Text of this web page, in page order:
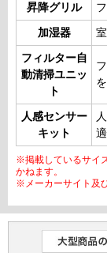
昇降グリル
加湿器
フィルター自
動清掃ユニッ
ト
人感センサー
キット
※掲載しているサイ
かねます。
※メーカーサイト及